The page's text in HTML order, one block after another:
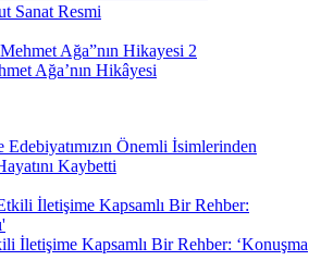
Sanat Resmi
Ağa’nın Hikâyesi
Önemli İsimlerinden
Kaybetti
İletişime Kapsamlı Bir Rehber: ‘Konuşma